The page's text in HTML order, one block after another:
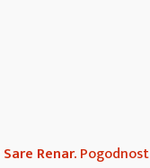
Renar.Pogodnost